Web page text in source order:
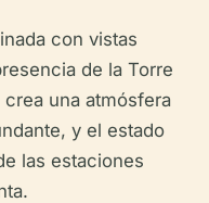
con vistas
de la Torre
una atmósfera
y el estado
las estaciones